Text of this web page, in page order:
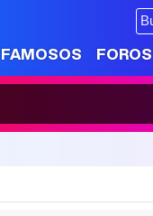
FAMOSOS FOROS